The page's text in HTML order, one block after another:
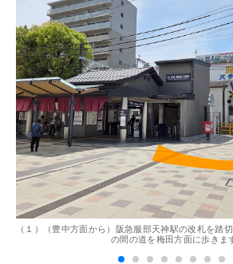
（大阪府東大阪市）ネットを見て安心
感じて飛び込みで訪問。飛びこみにも
切、丁ねいな対応をして頂き、思って
るお店でした。満足いく金額で買い取っ
りがとうございます。
（兵庫県神戸市）別のお店でメール査
額を提示いただけたので即決しました
任せできそうです!
（１）（豊中方面から）阪急服部天神駅の改札を踏
の間の道を梅田方面に歩きま